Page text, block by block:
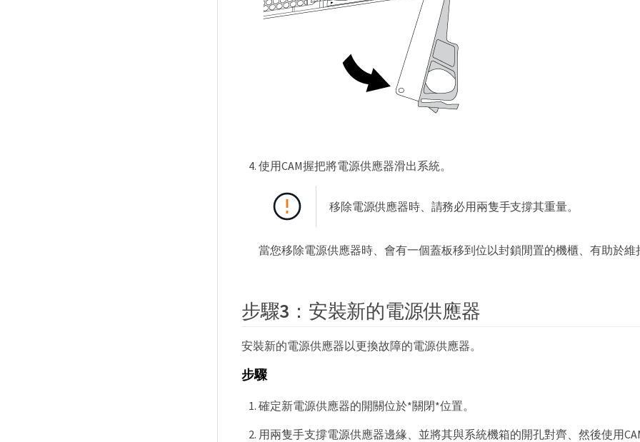
使用CAM握把將電源供應器滑出系統。
移除電源供應器時、請務必用兩隻手支撐其重量。
當您移除電源供應器時、會有一個蓋板移到位以封鎖閒置的機櫃、有助於維
步驟3：安裝新的電源供應器
安裝新的電源供應器以更換故障的電源供應器。
步驟
確定新電源供應器的開關位於*關閉*位置。
用兩隻手支撐電源供應器邊緣、並將其與系統機箱的開孔對齊、然後使用